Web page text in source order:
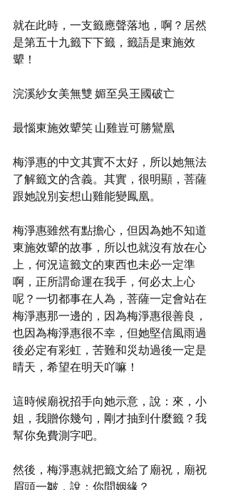
就在此時，一支籤應聲落地，啊？居然
是第五十九籤下下籤，籤語是東施效
顰！
浣溪紗女美無雙 媚至吳王國破亡
最惱東施效顰笑 山雞豈可勝鸞凰
梅淨惠的中文其實不太好，所以她無法
了解籤文的含義。其實，很明顯，菩薩
跟她說別妄想山雞能變鳳凰。
梅淨惠雖然有點擔心，但因為她不知道
東施效顰的故事，所以也就沒有放在心
上，何況這籤文的東西也未必一定準
啊，正所謂命運在我手，何必太上心
呢？一切都事在人為，菩薩一定會站在
梅淨惠那一邊的，因為梅淨惠很善良，
也因為梅淨惠很不幸，但她堅信風雨過
後必定有彩虹，苦難和災劫過後一定是
晴天，希望在明天吖嘛！
這時候廟祝招手向她示意，說：來，小
姐，我贈你幾句，剛才抽到什麼籤？我
幫你免費測字吧。
然後，梅淨惠就把籤文給了廟祝，廟祝